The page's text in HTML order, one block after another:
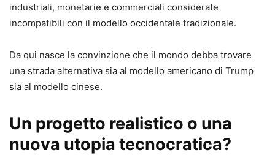
industriali, monetarie e commerciali considerate
incompatibili con il modello occidentale tradizionale.
Da qui nasce la convinzione che il mondo debba trovare
una strada alternativa sia al modello americano di Trump
sia al modello cinese.
Un progetto realistico o una
nuova utopia tecnocratica?